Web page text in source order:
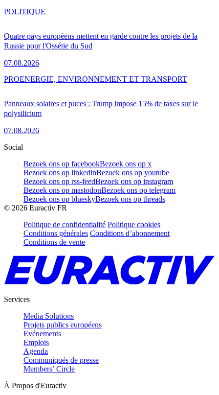
Quatre pays européens mettent en garde contre les projets de la
Russie pour l'Ossétie du Sud
07.08.2026
POLITIQUE
Panneaux solaires et puces : Trump impose 15% de taxes sur le
polysilicium
07.08.2026
PROENERGIE, ENVIRONNEMENT ET TRANSPORT
Social
Bezoek ons op facebookBezoek ons op x
Bezoek ons op linkedinBezoek ons op youtube
Bezoek ons op rss-feedBezoek ons op instagram
Bezoek ons op mastodonBezoek ons op telegram
Bezoek ons op blueskyBezoek ons op threads
© 2026 Euractiv FR
Politique de confidentialité Politique cookies
Conditions générales Conditions d’abonnement
Conditions de vente
Services
Media Solutions
Projets publics européens
Evénements
Emplois
Agenda
Communiqués de presse
Members’ Circle
À Propos d'Euractiv